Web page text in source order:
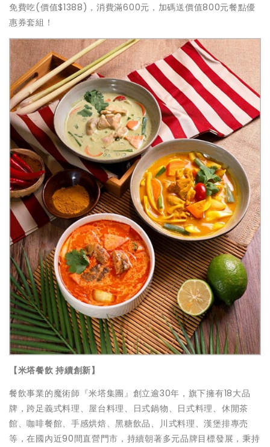
免費吃(價值$1388)，消費滿600元，加碼送價值800元餐點優
惠券套組！
【米塔餐飲 持續創新】
餐飲事業的魔術師『米塔集團』創立逾30年，旗下擁有18大品
牌，跨足義式料理、屋台料理、日式鍋物、日式料理、休閒茶
館、咖啡餐館、手感烘焙、黑糖飲品、川式料理、漢堡排專売
等，在國內近90間直營門市，持續朝著多元品牌目標發展，秉持